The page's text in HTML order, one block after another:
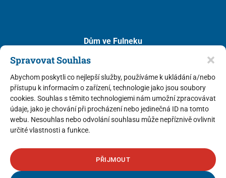
Spravovat Souhlas
Abychom poskytli co nejlepší služby, používáme k ukládání a/nebo
přístupu k informacím o zařízení, technologie jako jsou soubory
cookies. Souhlas s těmito technologiemi nám umožní zpracovávat
údaje, jako je chování při procházení nebo jedinečná ID na tomto
webu. Nesouhlas nebo odvolání souhlasu může nepříznivě ovlivnit
určité vlastnosti a funkce.
PŘIJMOUT
Dům ve Fulneku
742 45 Fulnek
P. Mariusz Leszko, SAC(představený v ČR)
P. Tomasz Kazański, SAC
tel.+420 733 741 850
© 2026 Pallotini. Všechna práva vyhrazena.Zásady cookies,